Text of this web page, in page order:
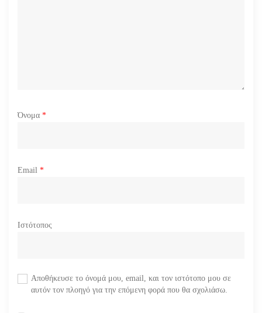
Όνομα *
Email *
Ιστότοπος
Αποθήκευσε το όνομά μου, email, και τον ιστότοπο μου σε
αυτόν τον πλοηγό για την επόμενη φορά που θα σχολιάσω.